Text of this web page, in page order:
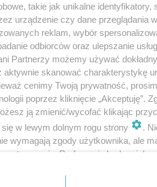
takie jak unikalne identyfikatory,
urządzenie czy dane przeglądania
reklam, wybór
odbiorców oraz ulepszanie
Partnerzy możemy używać
aktywnie skanować charakterystykę
cenimy Twoją prywatność,
poprzez kliknięcie „Akceptuję”.
ją zmienić/wycofać klikając
w lewym dolnym rogu strony
.
wymagają zgody użytkownika, ale
Preferencje będą miały